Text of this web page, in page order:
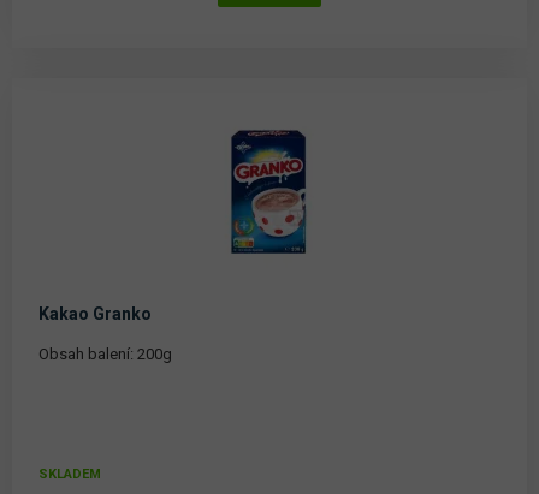
Kakao Granko
Obsah balení: 200g
SKLADEM